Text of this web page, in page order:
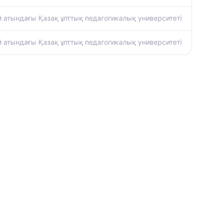
атындағы Қазақ ұлттық педагогикалық университеті
атындағы Қазақ ұлттық педагогикалық университеті